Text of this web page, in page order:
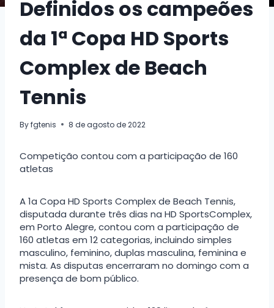
Definidos os campeões
da 1ª Copa HD Sports
Complex de Beach
Tennis
Byfgtenis 8 de agosto de 2022
Competição contou com a participação de 160
atletas
A 1a Copa HD Sports Complex de Beach Tennis,
disputada durante três dias na HD SportsComplex,
em Porto Alegre, contou com a participação de
160 atletas em 12 categorias, incluindo simples
masculino, feminino, duplas masculina, feminina e
mista. As disputas encerraram no domingo com a
presença de bom público.